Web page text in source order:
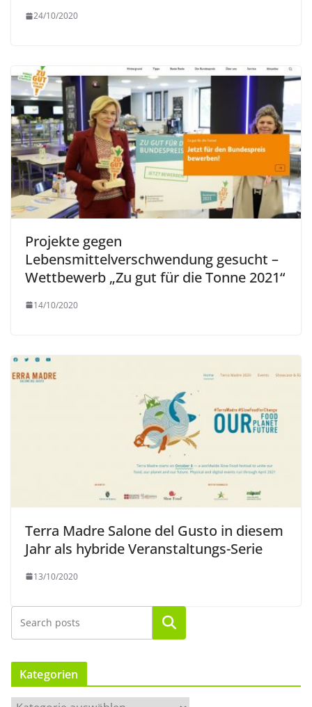
24/10/2020
Projekte gegen
Lebensmittelverschwendung gesucht –
Wettbewerb „Zu gut für die Tonne 2021“
14/10/2020
Terra Madre Salone del Gusto in diesem
Jahr als hybride Veranstaltungs-Serie
13/10/2020
Suchen
Kategorien